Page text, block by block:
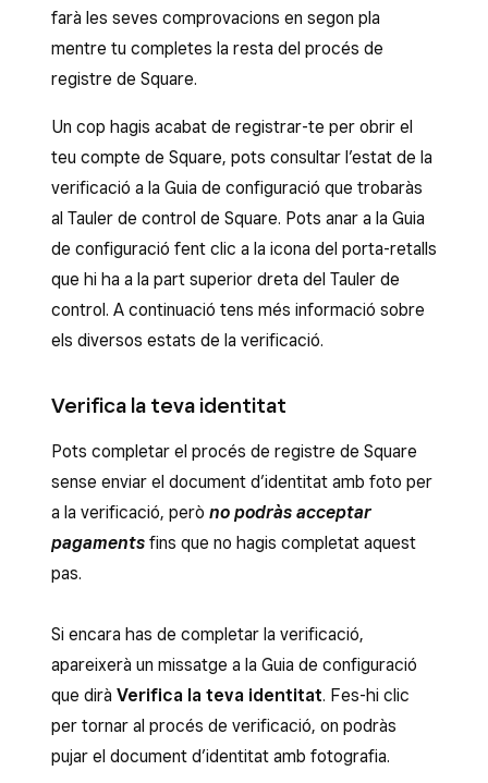
farà les seves comprovacions en segon pla
mentre tu completes la resta del procés de
registre de Square.
Un cop hagis acabat de registrar-te per obrir el
teu compte de Square, pots consultar l’estat de la
verificació a la Guia de configuració que trobaràs
al Tauler de control de Square. Pots anar a la Guia
de configuració fent clic a la icona del porta-retalls
que hi ha a la part superior dreta del Tauler de
control. A continuació tens més informació sobre
els diversos estats de la verificació.
Verifica la teva identitat
Pots completar el procés de registre de Square
sense enviar el document d’identitat amb foto per
a la verificació, però no podràs acceptar
pagaments fins que no hagis completat aquest
pas.
Si encara has de completar la verificació,
apareixerà un missatge a la Guia de configuració
que dirà Verifica la teva identitat. Fes-hi clic
per tornar al procés de verificació, on podràs
pujar el document d’identitat amb fotografia.